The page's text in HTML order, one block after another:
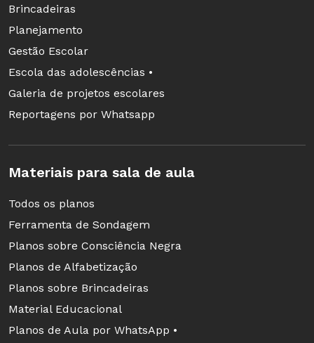
Brincadeiras
Planejamento
Gestão Escolar
Escola das adolescências •
Galeria de projetos escolares
Reportagens por Whatsapp
Materiais para sala de aula
Todos os planos
Ferramenta de Sondagem
Planos sobre Consciência Negra
Planos de Alfabetização
Planos sobre Brincadeiras
Material Educacional
Planos de Aula por WhatsApp •